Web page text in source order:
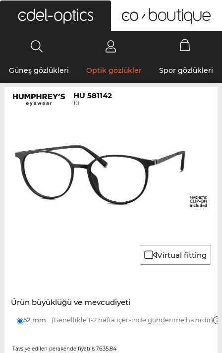
Güneş gözlükleri Optik gözlükler Spor gözlükleri
HU 581142
10
Virtual fitting
Ürün büyüklüğü ve mevcudiyeti
52 mm (Genellikle 1-2 hafta içersinde gönderime hazırdır)
Tavsiye edilen perakende fiyatı ₺7.635,84